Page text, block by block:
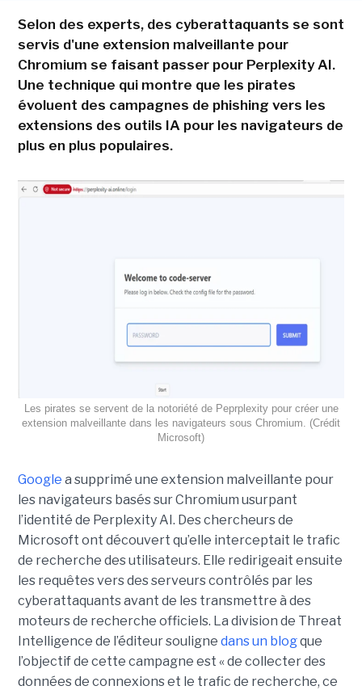
Selon des experts, des cyberattaquants se sont
servis d'une extension malveillante pour
Chromium se faisant passer pour Perplexity AI.
Une technique qui montre que les pirates
évoluent des campagnes de phishing vers les
extensions des outils IA pour les navigateurs de
plus en plus populaires.
Les pirates se servent de la notoriété de Peprplexity pour créer une
extension malveillante dans les navigateurs sous Chromium. (Crédit
Microsoft)
Google a supprimé une extension malveillante pour
les navigateurs basés sur Chromium usurpant
l’identité de Perplexity AI. Des chercheurs de
Microsoft ont découvert qu’elle interceptait le trafic
de recherche des utilisateurs. Elle redirigeait ensuite
les requêtes vers des serveurs contrôlés par les
cyberattaquants avant de les transmettre à des
moteurs de recherche officiels. La division de Threat
Intelligence de l’éditeur souligne dans un blogque
l’objectif de cette campagne est « de collecter des
données de connexions et le trafic de recherche, ce